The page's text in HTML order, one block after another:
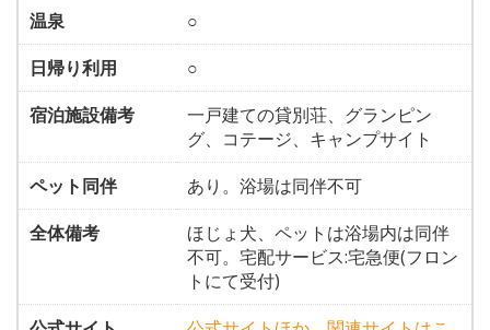
温泉
○
日帰り利用
○
宿泊施設備考
一戸建ての貸別荘、グランピン
グ、コテージ、キャンプサイト
ペット同伴
あり。浴場は同伴不可
全体備考
ほじょ犬、ペットは浴場内は同伴
不可。宅配サービス:宅急便(フロン
トにて受付)